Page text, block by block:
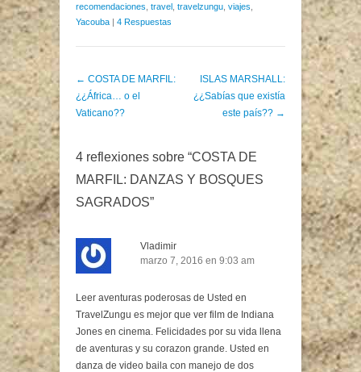
recomendaciones travel travelzungu viajes
Yacouba | 4 Respuestas
Post navigation
← COSTA DE MARFIL:
¿¿África… o el
Vaticano??
ISLAS MARSHALL:
¿¿Sabías que existía
este país?? →
4 reflexiones sobre “COSTA DE
MARFIL: DANZAS Y BOSQUES
SAGRADOS”
Vladimir
marzo 7, 2016 en 9:03 am
Leer aventuras poderosas de Usted en
TravelZungu es mejor que ver film de Indiana
Jones en cinema. Felicidades por su vida llena
de aventuras y su corazon grande. Usted en
danza de video baila con manejo de dos